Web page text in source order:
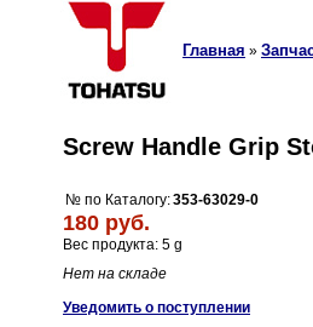
Главная »
Screw Handle Grip
№ по Каталогу:353-63029-0
180 руб.
Вес продукта: 5 g
Нет на складе
Уведомить о поступлении